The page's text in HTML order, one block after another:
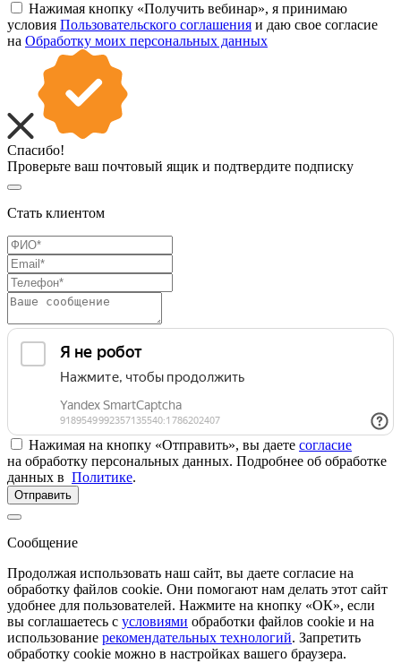
Нажимая кнопку «Получить вебинар», я принимаю
условия Пользовательского соглашения и даю свое согласие
на Обработку моих персональных данных
Спасибо!
Проверьте ваш почтовый ящик и подтвердите подписку
Стать клиентом
Нажимая на кнопку «Отправить», вы даете согласие
на обработку персональных данных. Подробнее об обработке
данных в Политике.
Отправить
Сообщение
Продолжая использовать наш сайт, вы даете согласие на
обработку файлов cookie. Они помогают нам делать этот сайт
удобнее для пользователей. Нажмите на кнопку «ОК», если
вы соглашаетесь с условиями обработки файлов cookie и на
использование рекомендательных технологий. Запретить
обработку cookie можно в настройках вашего браузера.